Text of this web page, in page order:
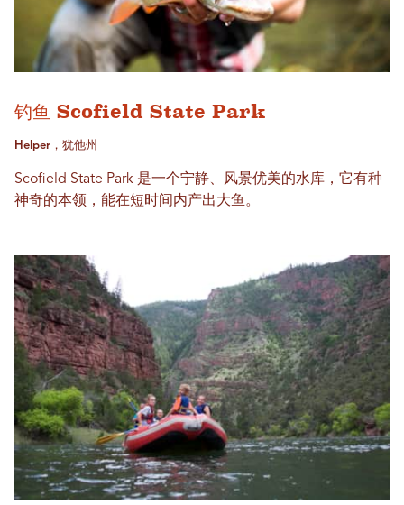
钓鱼 Scofield State Park
Helper，犹他州
Scofield State Park 是一个宁静、风景优美的水库，它有种
神奇的本领，能在短时间内产出大鱼。